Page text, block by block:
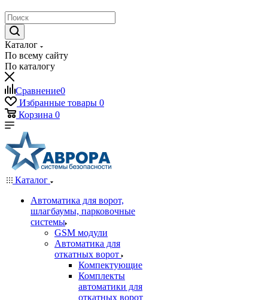
Каталог
По всему сайту
По каталогу
Сравнение0
Избранные товары 0
Корзина 0
Каталог
Автоматика для ворот,
шлагбаумы, парковочные
системы
GSM модули
Автоматика для
откатных ворот
Компектующие
Комплекты
автоматики для
откатных ворот